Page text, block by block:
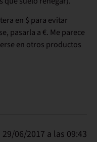
en $ para evitar
pasarla a €. Me parece
en otros productos
29/06/2017 a las 09:43